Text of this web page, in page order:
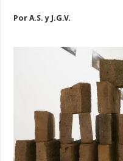
Por A.S. y J.G.V.